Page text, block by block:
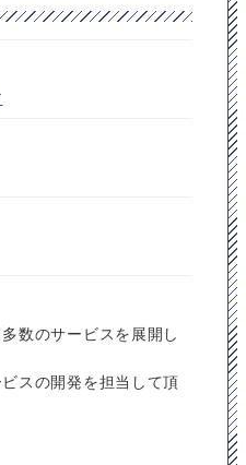
数のサービスを展開し
スの開発を担当して頂